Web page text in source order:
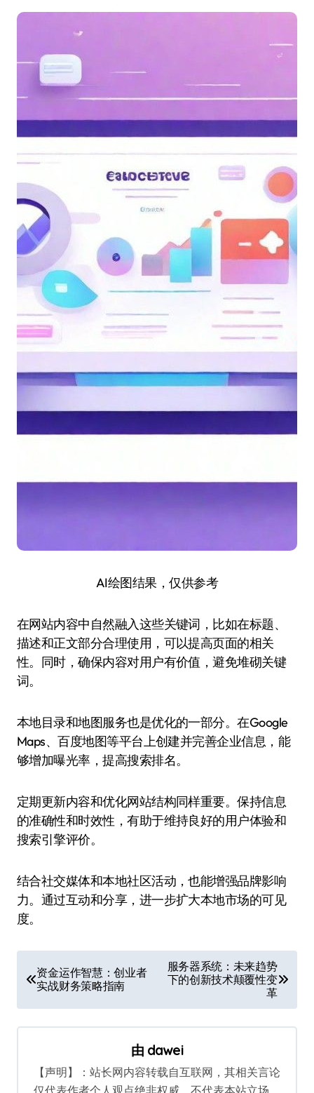
AI绘图结果，仅供参考
在网站内容中自然融入这些关键词，比如在标题、
描述和正文部分合理使用，可以提高页面的相关
性。同时，确保内容对用户有价值，避免堆砌关键
词。
本地目录和地图服务也是优化的一部分。在Google
Maps、百度地图等平台上创建并完善企业信息，能
够增加曝光率，提高搜索排名。
定期更新内容和优化网站结构同样重要。保持信息
的准确性和时效性，有助于维持良好的用户体验和
搜索引擎评价。
结合社交媒体和本地社区活动，也能增强品牌影响
力。通过互动和分享，进一步扩大本地市场的可见
度。
章
导
航
资金运作智慧：创业者
实战财务策略指南
服务器系统：未来趋势
下的创新技术颠覆性变
革
由 dawei
【声明】：站长网内容转载自互联网，其相关言论
仅代表作者个人观点绝非权威，不代表本站立场。